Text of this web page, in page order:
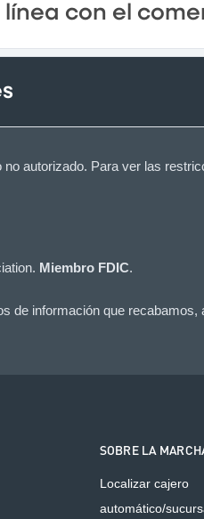
con el
autorizado. Para ver las
Miembro FDIC.
de información que
SOBRE LA
Localizar cajero
automático/